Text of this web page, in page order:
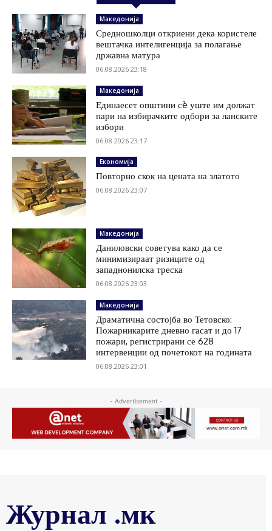
Македонија
Средношколци откриени дека користеле
вештачка интелигенција за полагање
државна матура
06.08.2026 23:18
Македонија
Единаесет општини сè уште им должат
пари на избирачките одбори за ланските
избори
06.08.2026 23:17
Економија
Повторно скок на цената на златото
06.08.2026 23:07
Македонија
Даниловски советува како да се
минимизираат ризиците од
западнонилска треска
06.08.2026 23:03
Македонија
Драматична состојба во Тетовско:
Пожарникарите дневно гасат и до 17
пожари, регистрирани се 628
интервенции од почетокот на годината
06.08.2026 23:01
- Advertisement -
Журнал .мк